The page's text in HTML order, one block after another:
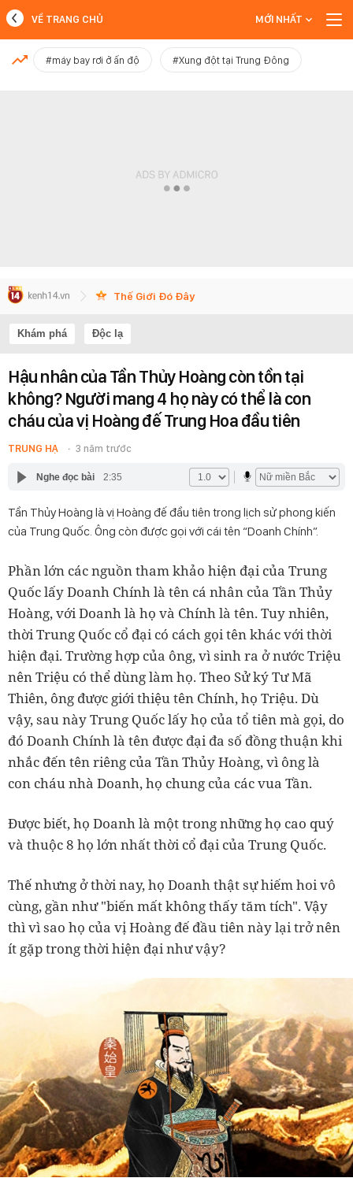
MỚI NHẤT
VỀ TRANG CHỦ MỚI NHẤT
#máy bay rơi ở ấn độ #Xung đột tại Trung Đông
Thế Giới Đó Đây
Khám phá Độc lạ
Hậu nhân của Tần Thủy Hoàng còn tồn tại
không? Người mang 4 họ này có thể là con
cháu của vị Hoàng đế Trung Hoa đầu tiên
TRUNG HẠ 3 năm trước
Nghe đọc bài 2:35
Tần Thủy Hoàng là vị Hoàng đế đầu tiên trong lịch sử phong kiến
của Trung Quốc. Ông còn được gọi với cái tên “Doanh Chính”.
Phần lớn các nguồn tham khảo hiện đại của Trung
Quốc lấy Doanh Chính là tên cá nhân của Tần Thủy
Hoàng, với Doanh là họ và Chính là tên. Tuy nhiên,
thời Trung Quốc cổ đại có cách gọi tên khác với thời
hiện đại. Trường hợp của ông, vì sinh ra ở nước Triệu
nên Triệu có thể dùng làm họ. Theo Sử ký Tư Mã
Thiên, ông được giới thiệu tên Chính, họ Triệu. Dù
vậy, sau này Trung Quốc lấy họ của tổ tiên mà gọi, do
đó Doanh Chính là tên được đại đa số đồng thuận khi
nhắc đến tên riêng của Tần Thủy Hoàng, vì ông là
con cháu nhà Doanh, họ chung của các vua Tần.
Được biết, họ Doanh là một trong những họ cao quý
và thuộc 8 họ lớn nhất thời cổ đại của Trung Quốc.
Thế nhưng ở thời nay, họ Doanh thật sự hiếm hoi vô
cùng, gần như "biến mất không thấy tăm tích". Vậy
thì vì sao họ của vị Hoàng đế đầu tiên này lại trở nên
ít gặp trong thời hiện đại như vậy?